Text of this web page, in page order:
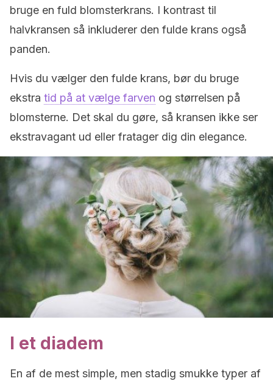
bruge en fuld blomsterkrans. I kontrast til
halvkransen så inkluderer den fulde krans også
panden.
Hvis du vælger den fulde krans, bør du bruge
ekstra tid på at vælge farven og størrelsen på
blomsterne. Det skal du gøre, så kransen ikke ser
ekstravagant ud eller fratager dig din elegance.
I et diadem
En af de mest simple, men stadig smukke typer af